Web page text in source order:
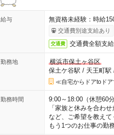
給与 無資格未経験：時給
交通費別途支給あり
交通費 交通費全額支給
勤務地
横浜市保土ヶ谷区
保土ケ谷駅 / 天王町駅
≪自宅からドアtoドア
勤務時間
9:00～18:00（休憩60
「家族と休みを合わ
など、ご希望を教え
もう1つのお仕事の勤